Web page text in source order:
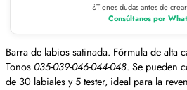
¿Tienes dudas antes de
Consúltanos por
Barra de labios satinada. Fórmula de alta
Tonos 035-039-046-044-048. Se pueden
de 30 labiales y 5 tester, ideal para la